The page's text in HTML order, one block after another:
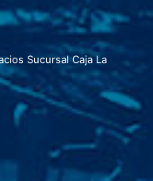
Sucursal Caja La